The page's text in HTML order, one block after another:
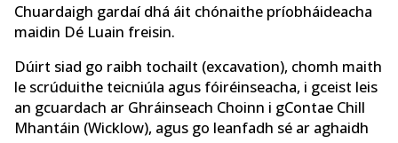
Chuardaigh gardaí dhá áit chónaithe príobháideacha
maidin Dé Luain freisin.
Dúirt siad go raibh tochailt (excavation), chomh maith
le scrúduithe teicniúla agus fóiréinseacha, i gceist leis
an gcuardach ar Ghráinseach Choinn i gContae Chill
Mhantáin (Wicklow), agus go leanfadh sé ar aghaidh